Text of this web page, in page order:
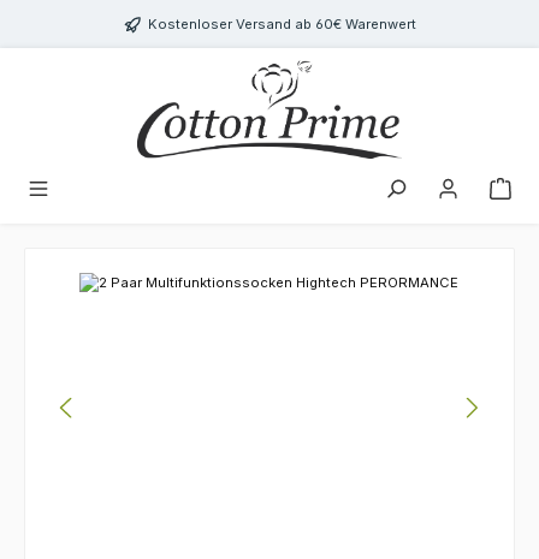
Zum Hauptinhalt springenKostenloser Versand ab 60€ Warenwert
Bildergalerie überspringen